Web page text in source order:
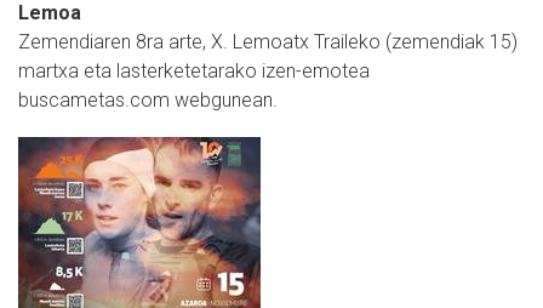
Lemoa
Zemendiaren 8ra arte, X. Lemoatx Traileko (zemendiak 15)
martxa eta lasterketetarako izen-emotea
buscametas.com webgunean.